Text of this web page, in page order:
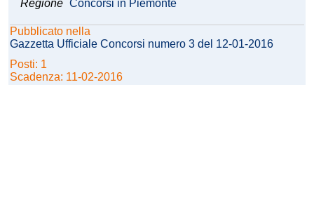
Regione Concorsi in Piemonte
Pubblicato nella
Gazzetta Ufficiale Concorsi numero 3 del 12-01-2016
Posti: 1
Scadenza: 11-02-2016